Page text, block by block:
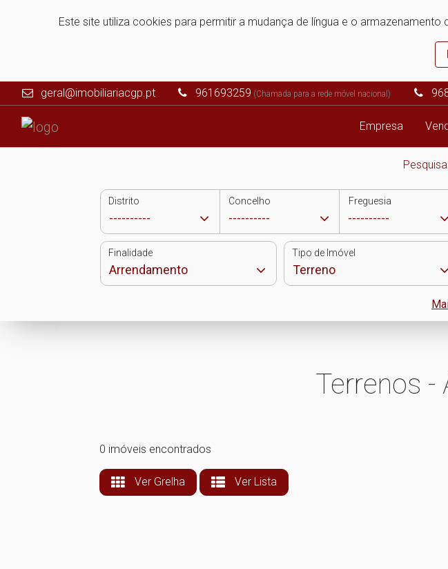
Este site utiliza cookies para permitir a mudança de língua e o
geral@imobiliariacgp.pt 961693259 (Chamada para a rede móvel nacional)
Empresa
Distrito Concelho Freguesia
Finalidade Tipo de Imóvel
Terrenos -
0 imóveis encontrados
Ver Grelha Ver Lista